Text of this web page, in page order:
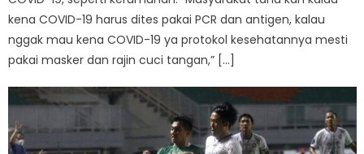
kena COVID-19 harus dites pakai PCR dan antigen, kalau
nggak mau kena COVID-19 ya protokol kesehatannya mesti
pakai masker dan rajin cuci tangan,” […]